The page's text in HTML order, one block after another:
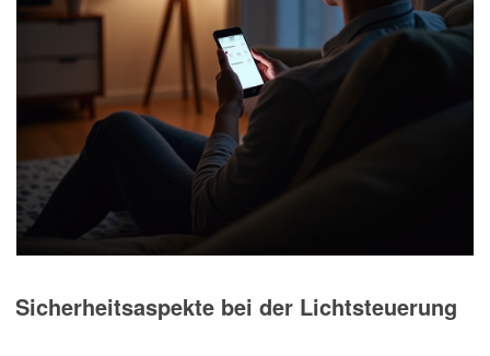
Sicherheitsaspekte bei der Lichtsteuerung